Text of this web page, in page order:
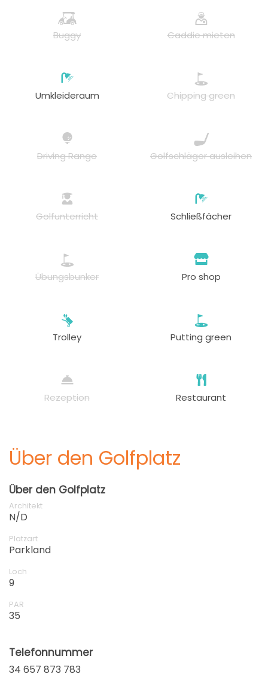
Buggy Caddie mieten
Umkleideraum Chipping green
Driving Range Golfschläger ausleihen
Golfunterricht Schließfächer
Übungsbunker Pro shop
Trolley Putting green
Rezeption Restaurant
Über den Golfplatz
Über den Golfplatz
Architekt
N/D
Platzart
Parkland
Loch
9
PAR
35
Telefonnummer
34 657 873 783